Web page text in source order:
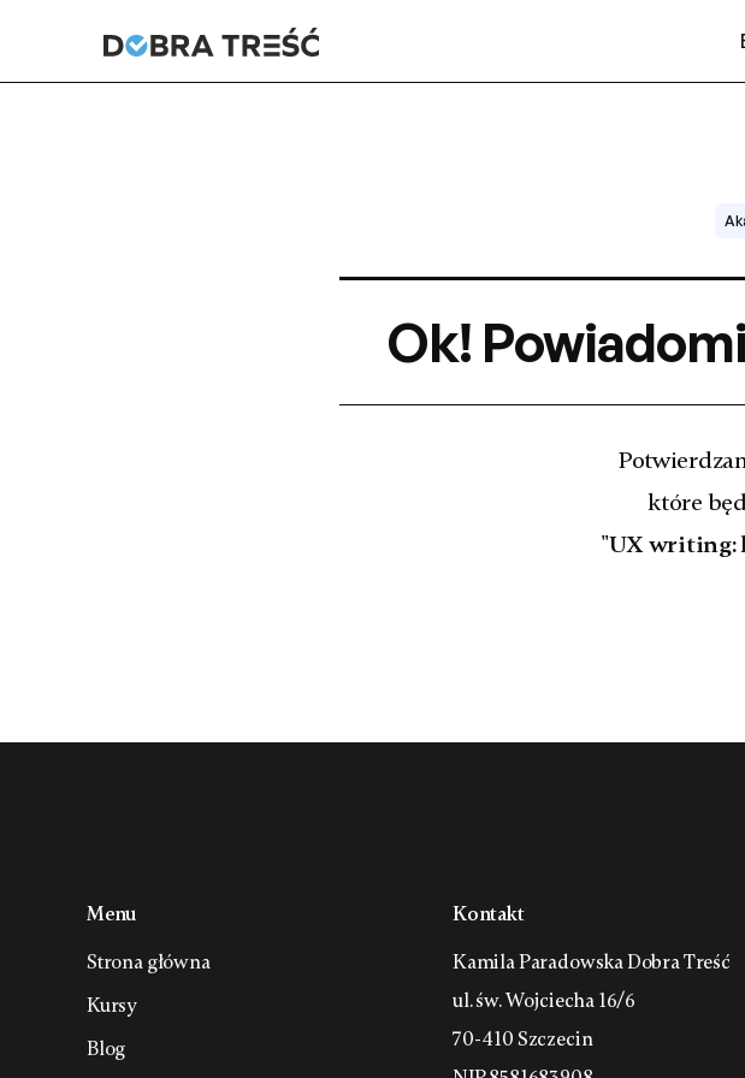
Ok!
które
"UX writing:
Menu
Strona główna
Kursy
Blog
Kontakt
Kamila Paradowska Dobra Treść
ul. św. Wojciecha 16/6
70-410 Szczecin